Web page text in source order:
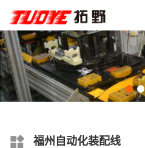
福州自动化装配线